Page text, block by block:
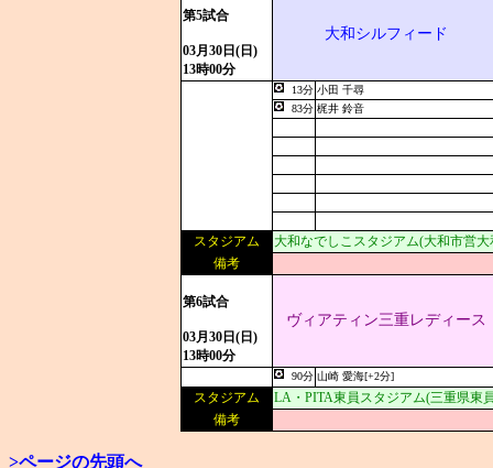
第5試合
03月30日(日)
13時00分
大和シルフィード
13分 小田 千尋
83分 梶井 鈴音
スタジアム
大和なでしこスタジアム(大和市営
備考
第6試合
03月30日(日)
13時00分
ヴィアティン三重レディース
90分 山崎 愛海[+2分]
スタジアム
LA・PITA東員スタジアム(三重県東
備考
>ページの先頭へ